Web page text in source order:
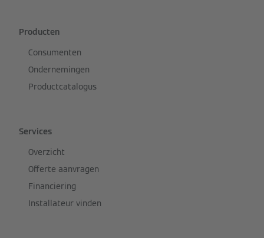
Producten
Consumenten
Ondernemingen
Productcatalogus
Services
Overzicht
Offerte aanvragen
Financiering
Installateur vinden